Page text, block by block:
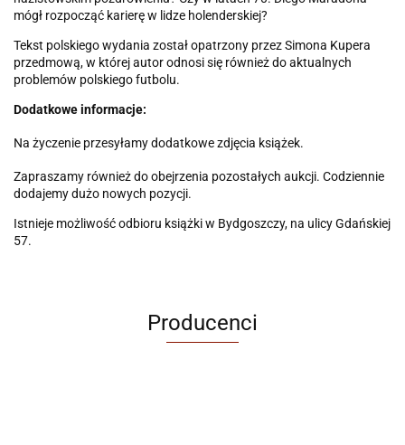
mógł rozpocząć karierę w lidze holenderskiej?
Tekst polskiego wydania został opatrzony przez Simona Kupera
przedmową, w której autor odnosi się również do aktualnych
problemów polskiego futbolu.
Dodatkowe informacje:
Na życzenie przesyłamy dodatkowe zdjęcia książek.
Zapraszamy również do obejrzenia pozostałych aukcji. Codziennie
dodajemy dużo nowych pozycji.
Istnieje możliwość odbioru książki w Bydgoszczy, na ulicy Gdańskiej
57.
Producenci